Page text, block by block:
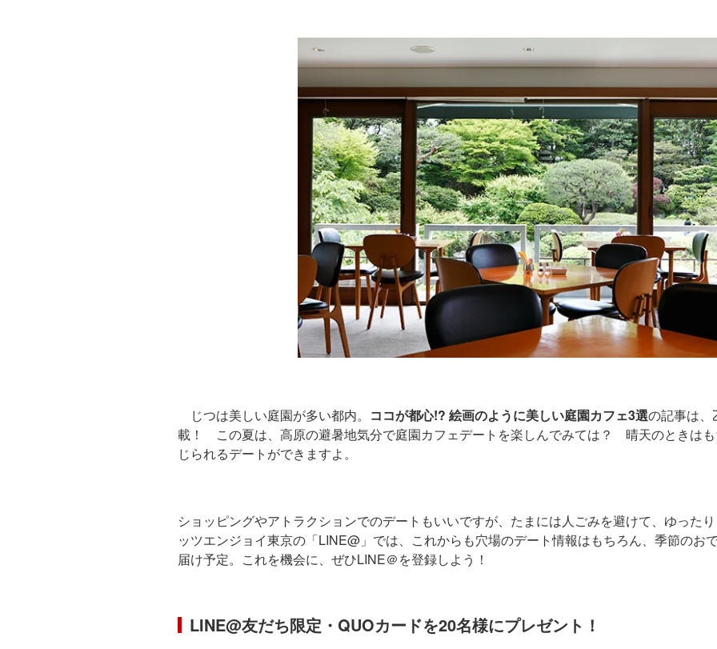
じつは美しい庭園が多い都内。 ココが都心!? 絵画のように美しい庭園カフェ3選の記事は、
載！ この夏は、高原の避暑地気分で庭園カフェデートを楽しんでみては？ 晴天のときは
じられるデートができますよ。
ショッピングやアトラクションでのデートもいいですが、たまには人ごみを避けて、ゆった
ッツエンジョイ東京の「LINE@」では、これからも穴場のデート情報はもちろん、季節のお
届け予定。これを機会に、ぜひLINE＠を登録しよう！
LINE@友だち限定・QUOカードを20名様にプレゼント！